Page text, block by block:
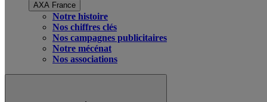
AXA France
Notre histoire
Nos chiffres clés
Nos campagnes publicitaires
Notre mécénat
Nos associations